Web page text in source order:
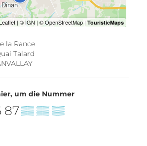
la Rance
Talard
um die Nummer
87▒▒ ▒▒ ▒▒